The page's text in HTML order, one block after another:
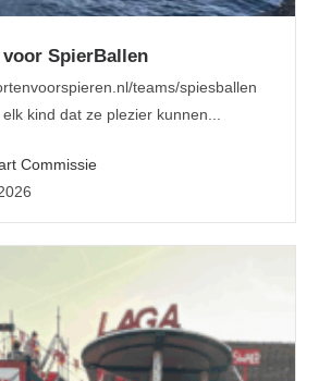
SpierBallen
teams/spiesballen
kind dat ze plezier kunnen...
Commissie